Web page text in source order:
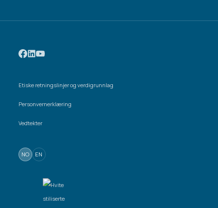
Etiske retningslinjer og verdigrunnlag
Personvernerklæring
Vedtekter
NO EN